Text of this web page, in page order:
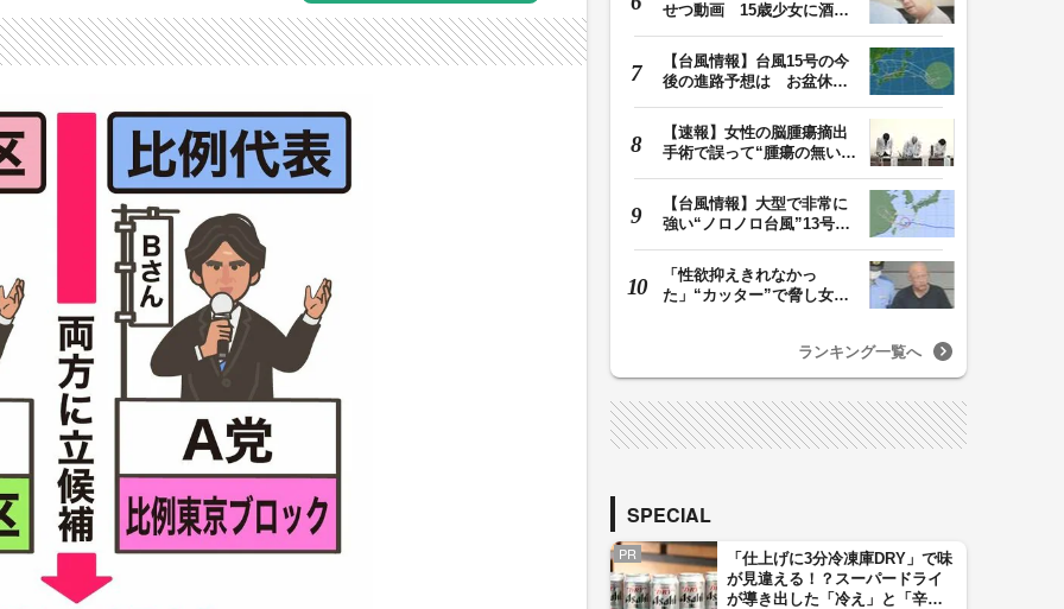
せつ動画 15歳少女に酒と
【台風情報】台風15号の今
後の進路予想は お盆休み
【速報】女性の脳腫瘍摘出
手術で誤って“腫瘍の無い部
【台風情報】大型で非常に
強い“ノロノロ台風”13号の
「性欲抑えきれなかっ
た」“カッター”で脅し女子
ランキング一覧へ
SPECIAL
PR
「仕上げに3分冷凍庫DRY」で味
が見違える！？スーパードライ
が導き出した「冷え」と「辛